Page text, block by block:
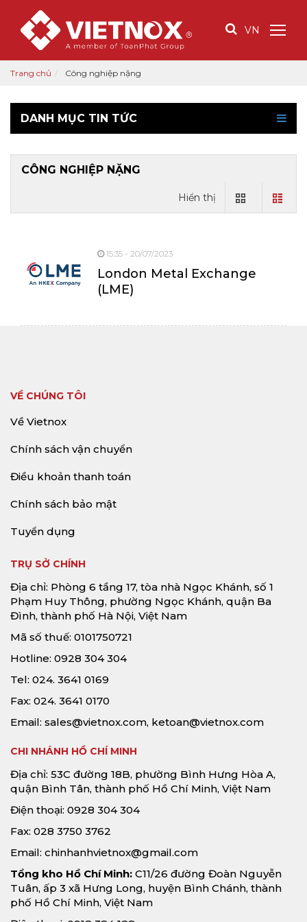
VN
Trang chủ Công nghiệp nặng
DANH MỤC TIN TỨC
CÔNG NGHIỆP NẶNG
Hiển thị
15:35 - 20/07/2023
London Metal Exchange
(LME)
VỀ CHÚNG TÔI
Về Vietnox
Chính sách vận chuyển
Điều khoản thanh toán
Chính sách bảo mật
Tuyển dụng
TRỤ SỞ CHÍNH
Địa chỉ: Phòng 6 tầng 17, tòa nhà Ngọc Khánh, số 1
Phạm Huy Thông, phường Ngọc Khánh, quận Ba
Đình, thành phố Hà Nội, Việt Nam
Mã số thuế: 0101750721
Hotline: 0928 304 304
Tel: 024. 3641 0169
Fax: 024. 3641 0170
Email: sales@vietnox.com, ketoan@vietnox.com
CHI NHÁNH HỒ CHÍ MINH
Địa chỉ: 53C đường 18B, phường Bình Hưng Hòa A,
quận Bình Tân, thành phố Hồ Chí Minh, Việt Nam
Điện thoại: 0928 304 304
Fax: 028 3750 3762
Email: chinhanhvietnox@gmail.com
Tổng kho Hồ Chí Minh: C11/26 đường Đoàn Nguyễn
Tuân, ấp 3 xã Hưng Long, huyện Bình Chánh, thành
phố Hồ Chí Minh, Việt Nam